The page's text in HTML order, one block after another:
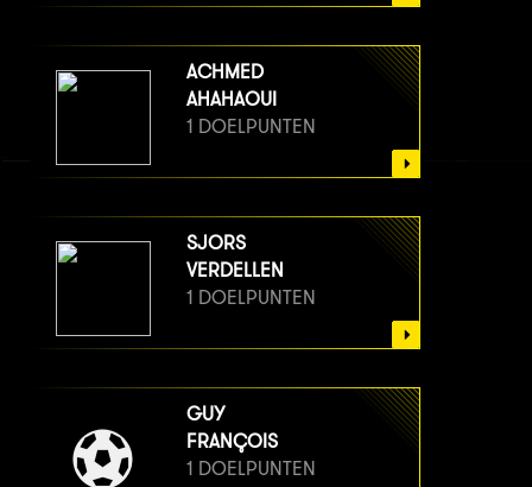
ACHMED
AHAHAOUI
1 DOELPUNTEN
SJORS
VERDELLEN
1 DOELPUNTEN
GUY
FRANÇOIS
1 DOELPUNTEN